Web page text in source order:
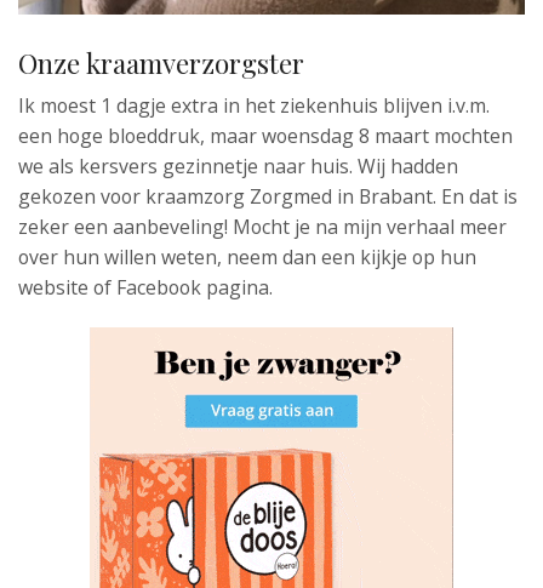
Onze kraamverzorgster
Ik moest 1 dagje extra in het ziekenhuis blijven i.v.m.
een hoge bloeddruk, maar woensdag 8 maart mochten
we als kersvers gezinnetje naar huis. Wij hadden
gekozen voor kraamzorg Zorgmed in Brabant. En dat is
zeker een aanbeveling! Mocht je na mijn verhaal meer
over hun willen weten, neem dan een kijkje op hun
website of Facebook pagina.